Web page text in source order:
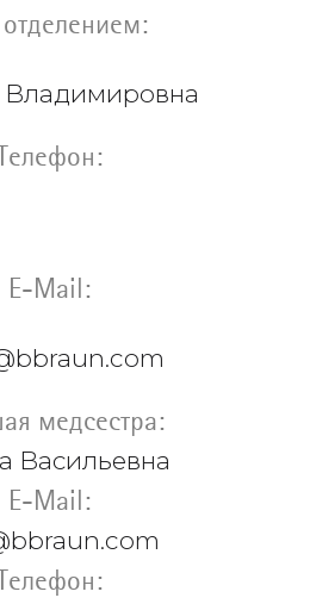
Владимировна
E-Mail:
медсестра:
Васильевна
E-Mail:
bbraun.com